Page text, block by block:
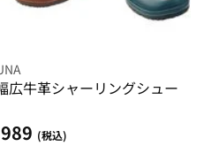
広牛革シャーリングシュー
(税込)